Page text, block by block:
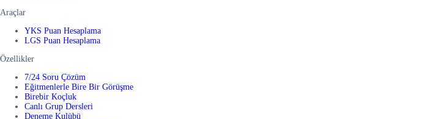
Araçlar
YKS Puan Hesaplama
LGS Puan Hesaplama
Özellikler
7/24 Soru Çözüm
Eğitmenlerle Bire Bir Görüşme
Birebir Koçluk
Canlı Grup Dersleri
Deneme Kulübü